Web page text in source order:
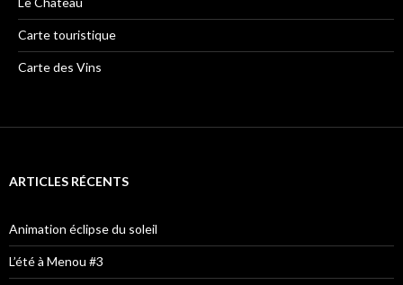
Carte touristique
Carte des Vins
ARTICLES RÉCENTS
Animation éclipse du soleil
L’été à Menou #3